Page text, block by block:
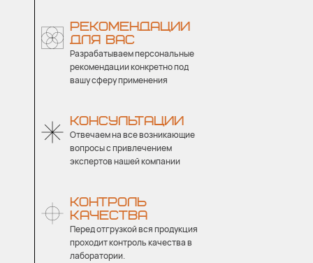
РЕКОМЕНДАЦИИ
ДЛЯ ВАС
Разрабатываем персональные
рекомендации конкретно под
вашу сферу применения
КОНСУЛЬТАЦИИ
Отвечаем на все возникающие
вопросы с привлечением
экспертов нашей компании
КОНТРОЛЬ
КАЧЕСТВА
Перед отгрузкой вся продукция
проходит контроль качества в
лаборатории.